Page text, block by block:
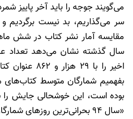
می‌گویند جوجه را باید آخر پاییز
سر می‌گذاریم، بد نیست برگردیم
مقایسه آمار نشر کتاب در شش
سال گذشته نشان می‌دهد تعداد
اخیر را با
بوده است، این خوشحالی جایش
«سال 94 بحرانی‌ترین روزهای شمارگان نشر بوده است.»